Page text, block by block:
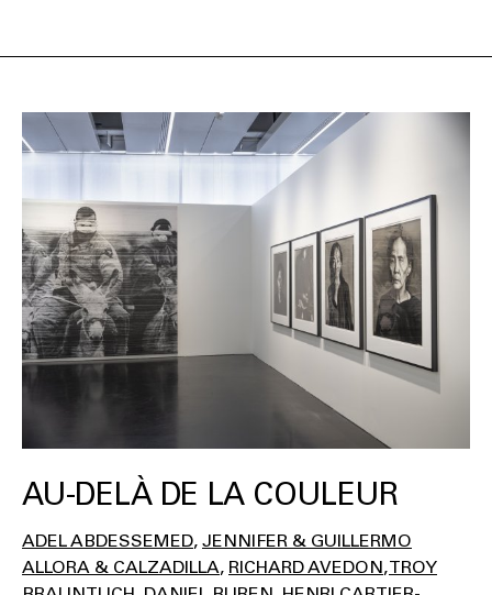
AU-DELÀ DE LA COULEUR
ADEL ABDESSEMED JENNIFER & GUILLERMO
ALLORA & CALZADILLA RICHARD AVEDON TROY